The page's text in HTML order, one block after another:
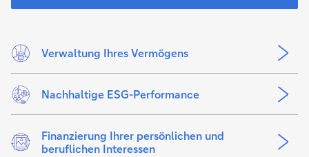
Verwaltung Ihres Vermögens
Nachhaltige ESG-Performance
Finanzierung Ihrer persönlichen und
beruflichen Interessen